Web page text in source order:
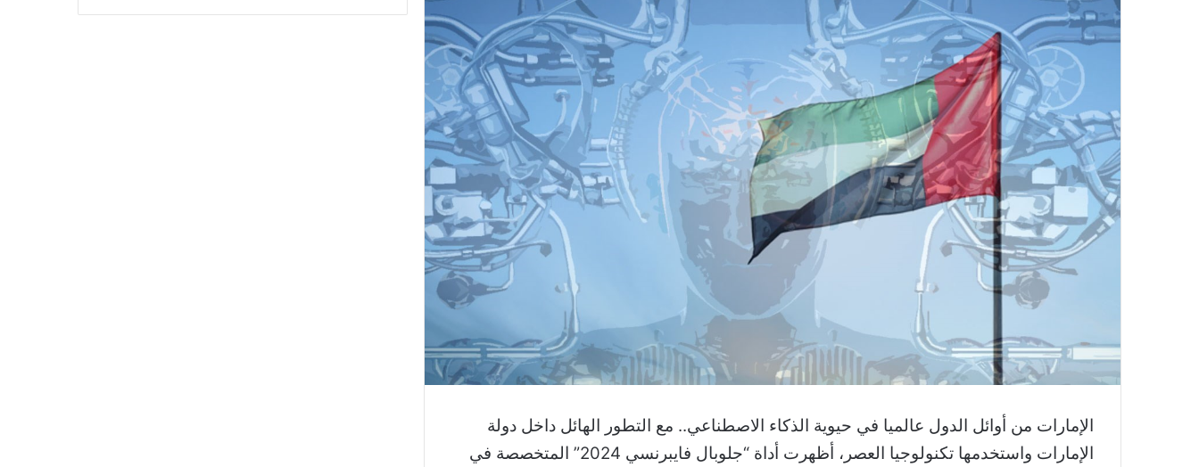
الإمارات من أوائل الدول عالميا في حيوية الذكاء الاصطناعي.. مع التطور الهائل داخل دولة
الإمارات واستخدمها تكنولوجيا العصر، أظهرت أداة “جلوبال فايبرنسي 2024” المتخصصة في